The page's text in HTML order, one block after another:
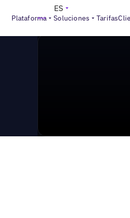
Plataforma Soluciones Tarifas
ES
News & Press Uberall